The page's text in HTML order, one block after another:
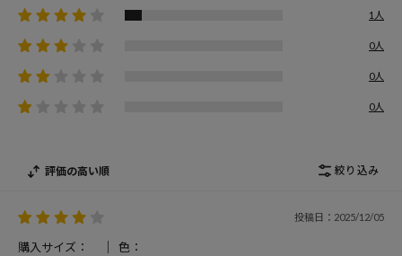
1人
0人
0人
0人
評価の高い順 絞り込み
投稿日：2025/12/05
購入サイズ： 色：